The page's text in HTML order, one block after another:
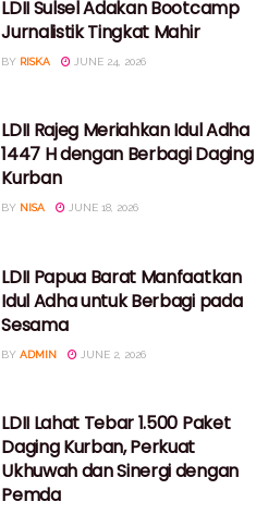
LDII Sulsel Adakan Bootcamp
Jurnalistik Tingkat Mahir
BY RISKA JUNE 24, 2026
LDII Rajeg Meriahkan Idul Adha
1447 H dengan Berbagi Daging
Kurban
BY NISA JUNE 18, 2026
LDII Papua Barat Manfaatkan
Idul Adha untuk Berbagi pada
Sesama
BY ADMIN JUNE 2, 2026
LDII Lahat Tebar 1.500 Paket
Daging Kurban, Perkuat
Ukhuwah dan Sinergi dengan
Pemda